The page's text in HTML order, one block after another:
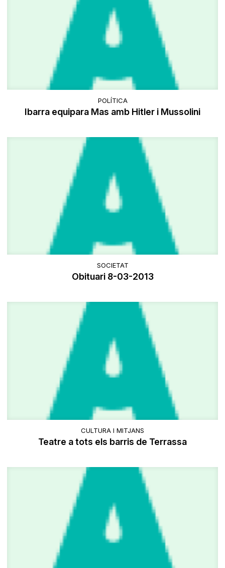
POLÍTICA
Ibarra equipara Mas amb Hitler i Mussolini
SOCIETAT
Obituari 8-03-2013
CULTURA I MITJANS
Teatre a tots els barris de Terrassa